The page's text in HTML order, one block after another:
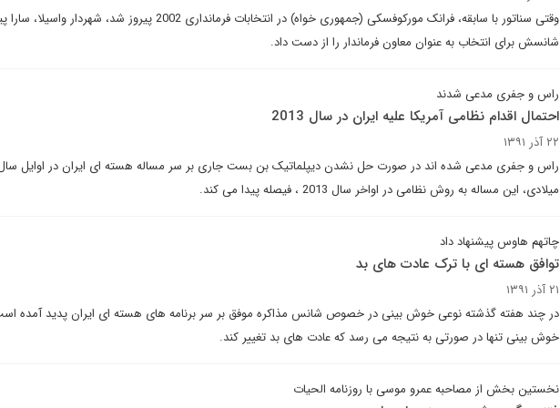
وقتی سناتور با سابقه، فرانک مورکوفسکی (جمهوری خواه) در انتخابات فرمانداری 2002 پیروز شد، شهردار
شانسش برای انتخاب به عنوان معاون فرماندار را از دست داد.
راس و جفری مدعی شدند
احتمال اقدام نظامی آمریکا علیه ایران در سال 2013
۲۲ آذر ۱۳۹۱
راس و جفری مدعی شده اند در صورت حل نشدن دیپلماتیک بن بست جاری بر سر مساله هسته ای ایران در اوایل سال
میلادی، این مساله به روش نظامی در اواخر سال 2013 ، فیصله پیدا می کند.
چاتهم هاوس پیشنهاد داد
توافق هسته ای با ترک عادت های بد
۲۱ آذر ۱۳۹۱
در چند هفته گذشته نوعی خوش بینی در خصوص شانس مذاکره موفق بر سر برنامه های هسته ای ایران پدید آمده
خوش بینی تنها در صورتی به نتیجه می رسد که عادت های بد تغییر کند.
نخستین بخش از مصاحبه عمرو موسی با روزنامه الحیات